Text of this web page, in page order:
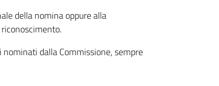
della nomina oppure alla
dalla Commissione, sempre